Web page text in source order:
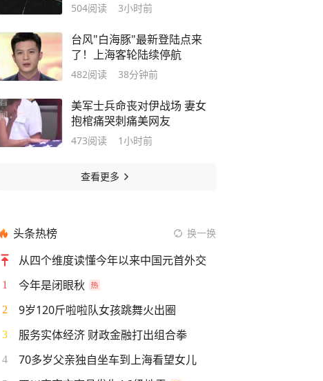
504阅读 3小时前
台风"白海豚"最新登陆点来
了！上海客轮陆续停航
482阅读 38分钟前
美军士兵命丧对伊战场 妻女
抱棺痛哭刺痛美网友
473阅读 1小时前
查看更多
头条热榜 换一换
从四个维度读懂今年以来中国元首外交
1 今年是闭眼秋
2 9岁120斤啦啦队女孩跳舞火出圈
3 服务实体经济 财政金融打出组合拳
4 70多岁父亲独自坐车到上海看望女儿